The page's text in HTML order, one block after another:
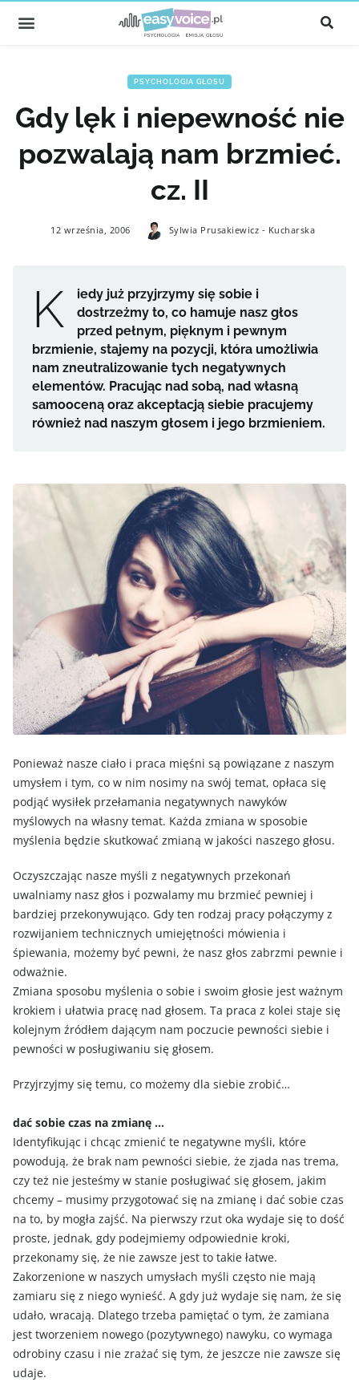
PSYCHOLOGIA GŁOSU
Gdy lęk i niepewność nie
pozwalają nam brzmieć.
cz. II
12 września, 2006 Sylwia Prusakiewicz - Kucharska
K
iedy już przyjrzymy się sobie i
dostrzeżmy to, co hamuje nasz głos
przed pełnym, pięknym i pewnym
brzmienie, stajemy na pozycji, która umożliwia
nam zneutralizowanie tych negatywnych
elementów. Pracując nad sobą, nad własną
samooceną oraz akceptacją siebie pracujemy
również nad naszym głosem i jego brzmieniem.
Ponieważ nasze ciało i praca mięśni są powiązane z naszym
umysłem i tym, co w nim nosimy na swój temat, opłaca się
podjąć wysiłek przełamania negatywnych nawyków
myślowych na własny temat. Każda zmiana w sposobie
myślenia będzie skutkować zmianą w jakości naszego głosu.
Oczyszczając nasze myśli z negatywnych przekonań
uwalniamy nasz głos i pozwalamy mu brzmieć pewniej i
bardziej przekonywująco. Gdy ten rodzaj pracy połączymy z
rozwijaniem technicznych umiejętności mówienia i
śpiewania, możemy być pewni, że nasz głos zabrzmi pewnie i
odważnie.
Zmiana sposobu myślenia o sobie i swoim głosie jest ważnym
krokiem i ułatwia pracę nad głosem. Ta praca z kolei staje się
kolejnym źródłem dającym nam poczucie pewności siebie i
pewności w posługiwaniu się głosem.
Przyjrzyjmy się temu, co możemy dla siebie zrobić…
dać sobie czas na zmianę …
Identyfikując i chcąc zmienić te negatywne myśli, które
powodują, że brak nam pewności siebie, że zjada nas trema,
czy też nie jesteśmy w stanie posługiwać się głosem, jakim
chcemy – musimy przygotować się na zmianę i dać sobie czas
na to, by mogła zajść. Na pierwszy rzut oka wydaje się to dość
proste, jednak, gdy podejmiemy odpowiednie kroki,
przekonamy się, że nie zawsze jest to takie łatwe.
Zakorzenione w naszych umysłach myśli często nie mają
zamiaru się z niego wynieść. A gdy już wydaje się nam, że się
udało, wracają. Dlatego trzeba pamiętać o tym, że zamiana
jest tworzeniem nowego (pozytywnego) nawyku, co wymaga
odrobiny czasu i nie zrażać się tym, że jeszcze nie zawsze się
udaje.